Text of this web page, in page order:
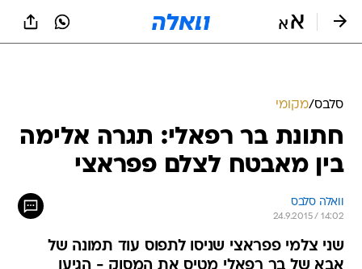
סלבס/מקומי
חתונת בר רפאלי: תגרה אלימה
בין מאבטח לצלם פפראצי
וואלה סלבס
24.9.2015 / 14:02
שני צלמי פפראצי שניסו לתפוס עוד תמונה של